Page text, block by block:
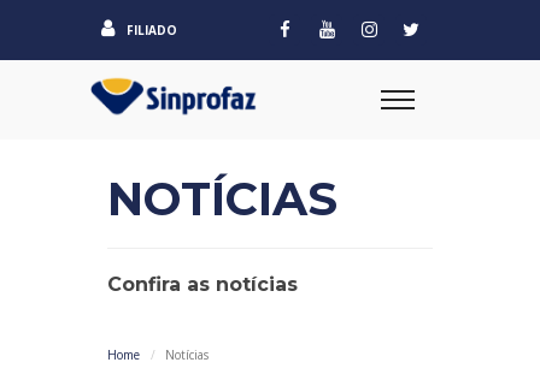
FILIADO
NOTÍCIAS
Confira as notícias
Home Notícias